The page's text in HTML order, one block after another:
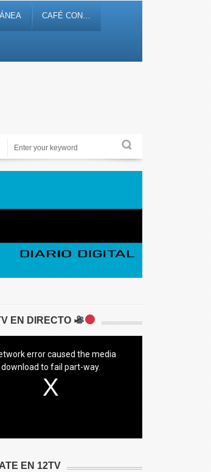
CAFÉ CON…
proximidad en 12tv.es
EN DIRECTO
error caused the media
download to fail part-way.
EN 12TV